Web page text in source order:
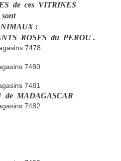
de ces VITRINES
sont
:
ROSES du PEROU .
MADAGASCAR